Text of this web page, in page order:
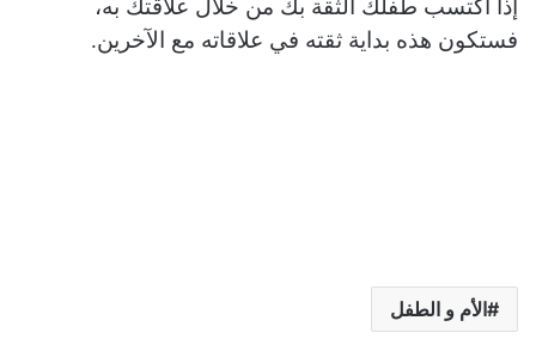
إذا اكتسب طفلك الثقة بك من خلال علاقتك به،
فستكون هذه بداية ثقته في علاقاته مع الآخرين.
الأم و الطفل